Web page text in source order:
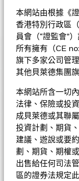
本網站由根據《
香港特別行政區
員會（“證監會”
所有擁有（CE
旗下多家公司管
其他貝萊德集團
本網站所含一切
法律、保險或投
成貝萊德或其聯
投資計劃、期貨
建議、遊說或要
劃、期貨、期權
出售給任何司法
區的證券法規定
貨 幣聯盟參與國從
貝萊德歐元市場基金
基金的全部貨幣對沖
股份類別中使用金融
風險效應（亦稱為溢
以進行，以至對其他
基金名稱下方使用下
貨幣對沖股份類別會
外，如欲索取所有貨
司提出。
表現
查看圖表
基金資料
基金總值
截至 2026年8月7日
基金成立日期
基準貨幣
參考指標 1
基本因素及
持倉數目
截至 2026年6月30日
3年貝他係數
截至 2026年7月31日
持股
截至 2026年6月30日
成分股名稱
投資分佈
價格及交